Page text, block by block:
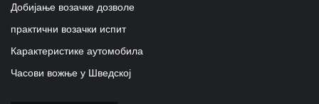
Добијање возачке дозволе
практични возачки испит
Карактеристике аутомобила
Часови вожње у Шведској